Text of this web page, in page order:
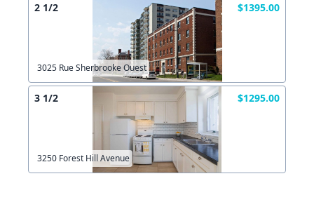
2 1/2 $1395.00
3025 Rue Sherbrooke Ouest
3 1/2 $1295.00
3250 Forest Hill Avenue